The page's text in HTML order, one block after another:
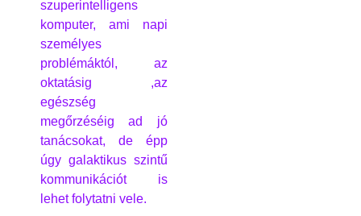
szuperintelligens
komputer, ami napi
személyes
problémáktól, az
oktatásig ,az
egészség
megőrzéséig ad jó
tanácsokat, de épp
úgy galaktikus szintű
kommunikációt is
lehet folytatni vele.